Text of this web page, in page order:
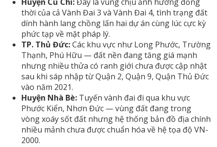
Huyện Củ Chi:Đây là vùng chịu ảnh hưởng đồng
thời của cả Vành Đai 3 và Vành Đai 4, tình trạng đất
dính hành lang chồng lấn hai dự án cùng lúc cực kỳ
phức tạp về mặt pháp lý.
TP. Thủ Đức:Các khu vực như Long Phước, Trường
Thạnh, Phú Hữu — đất nền đang tăng giá mạnh
nhưng nhiều thửa có ranh giới chưa được cập nhật
sau khi sáp nhập từ Quận 2, Quận 9, Quận Thủ Đức
vào năm 2021.
Huyện Nhà Bè: Tuyến vành đai đi qua khu vực
Phước Kiển, Nhơn Đức — vùng đất đang trong
vòng xoáy sốt đất nhưng hệ thống bản đồ địa chính
nhiều mảnh chưa được chuẩn hóa về hệ tọa độ VN-
2000.